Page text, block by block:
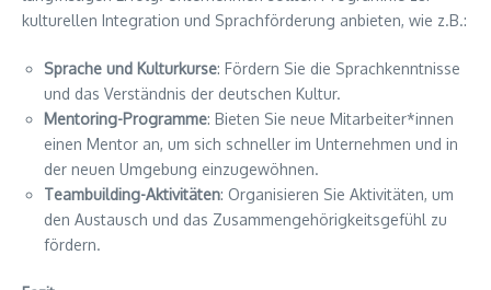
kulturellen Integration und Sprachförderung anbieten, wie z.B.:
Sprache und Kulturkurse: Fördern Sie die Sprachkenntnisse
und das Verständnis der deutschen Kultur.
Mentoring-Programme: Bieten Sie neue Mitarbeiter*innen
einen Mentor an, um sich schneller im Unternehmen und in
der neuen Umgebung einzugewöhnen.
Teambuilding-Aktivitäten: Organisieren Sie Aktivitäten, um
den Austausch und das Zusammengehörigkeitsgefühl zu
fördern.